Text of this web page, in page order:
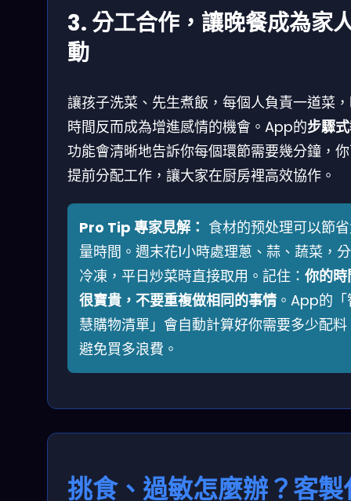
3. 分工合作，讓晚餐成為家
動
讓孩子洗菜、先生煮飯，每個人負責一道菜
時間反而成為增進感情的機會。App的步驟
功能會清晰地告訴你每個環節需要幾分鐘，
提前分配工作，讓大家在厨房裡高效協作。
Pro Tip 專家見解： 食材的预处理可以節
量時間。週末花1小時處理蔥、蒜、蔬菜，
冷凍，平日炒菜時直接取用。記住： 你的時
很寶貴，不要重複做相同的事情 。App的「
慧購物清單」會自動計算好你需要多少配料
避免買多浪費。
挑食、過敏怎麼辦？客製